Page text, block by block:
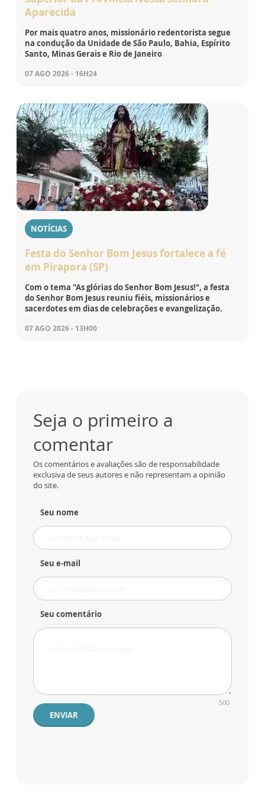
Aparecida
Por mais quatro anos, missionário redentorista segue
na condução da Unidade de São Paulo, Bahia, Espírito
Santo, Minas Gerais e Rio de Janeiro
07 AGO 2026 - 16H24
NOTÍCIAS
Festa do Senhor Bom Jesus fortalece a fé
em Pirapora (SP)
Com o tema "As glórias do Senhor Bom Jesus!", a festa
do Senhor Bom Jesus reuniu fiéis, missionários e
sacerdotes em dias de celebrações e evangelização.
07 AGO 2026 - 13H00
Seja o primeiro a
comentar
Os comentários e avaliações são de responsabilidade
exclusiva de seus autores e não representam a opinião
do site.
Seu nome
Seu e-mail
Seu comentário
500
ENVIAR